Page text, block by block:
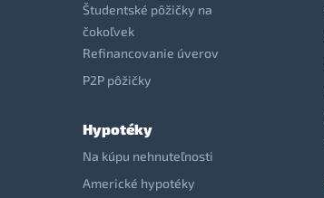
Študentské pôžičky na
čokoľvek
Refinancovanie úverov
P2P pôžičky
Hypotéky
Na kúpu nehnuteľnosti
Americké hypotéky